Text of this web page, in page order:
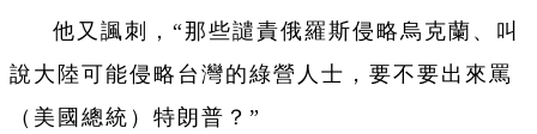
他又諷刺，“那些譴責俄羅斯侵略烏克蘭、叫
說大陸可能侵略台灣的綠營人士，要不要出來罵
（美國總統）特朗普？”